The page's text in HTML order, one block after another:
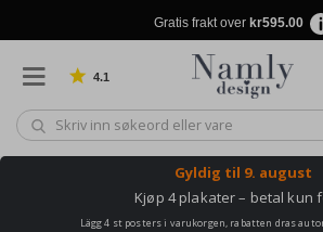
Gratis frakt over kr595.00
4.1 Basert på 1029 stemmer
Gyldig til 9. august
Kjøp 4 plakater – betal kun
Lägg 4 st posters i varukorgen, rabatten dras